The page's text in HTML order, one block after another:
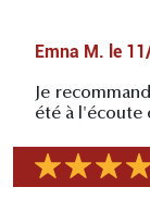
Emna M. le
Je
été à l'écoute